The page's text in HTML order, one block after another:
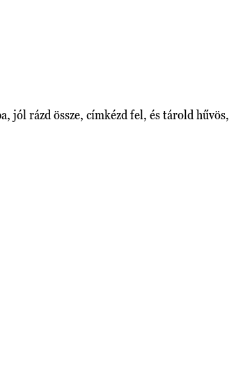
jól rázd össze, címkézd fel, és tárold hűvös,